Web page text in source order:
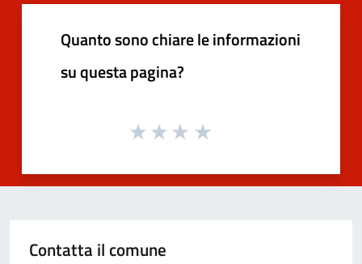
Quanto sono chiare le informazioni
su questa pagina?
Contatta il comune